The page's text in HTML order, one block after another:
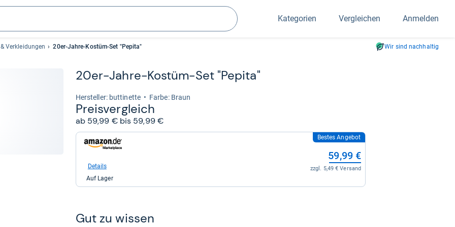
Suchen
Kategorien Vergleichen Anmelden
Verkleidungen 20er-Jahre-Kostüm-Set "Pepita" Wir sind nachhaltig
20er-​Jahre-​Kostüm-​Set "Pepita"
Her­stel­ler: buttinette Farbe: Braun
Preis­ver­gleich
ab 59,99 € bis 59,99 €
zum
Shop:
Amazon.de
59,99
kaufen.
Bestes Angebot
59,99 €
zzgl. 5,49 € Versand
Details
Auf Lager
Gut zu wis­sen